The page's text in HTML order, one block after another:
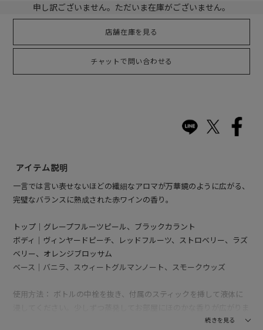
申し訳ございません。ただいま在庫がございません。
店舗在庫を見る
チャットで問い合わせる
アイテム説明
一言では言い表せないほどの繊細なアロマが万華鏡のように広がる、
完璧なバランスに熟成された赤ワインの香り。
トップ｜グレープフルーツピール、ブラックカラント
ボディ｜ヴィンヤードピーチ、レッドフルーツ、ストロベリー、ラズ
ベリー、オレンジブロッサム
ベース｜バニラ、スウィートグルマンノート、スモークウッズ
使用方法： ボトルの中栓を抜き、付属のスティックを挿して液体に
す。芳香の強弱はスティックの本数によってご調整ください。お好み
続きを見る